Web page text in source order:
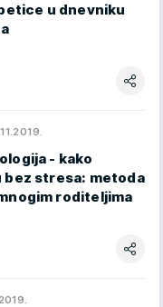
u dnevniku
- kako
stresa: metoda
roditeljima